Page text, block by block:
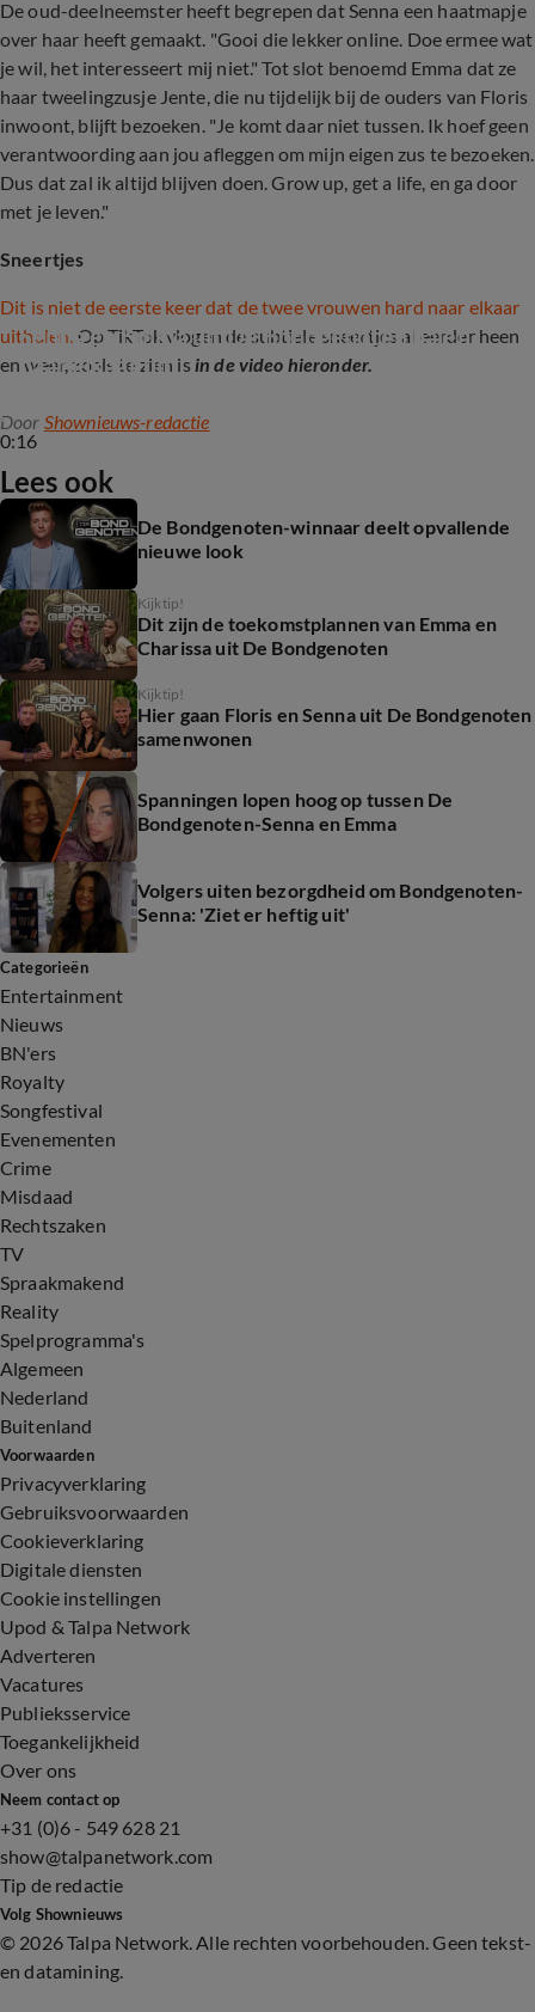
De oud-deelneemster heeft begrepen dat Senna een haatmapje
over haar heeft gemaakt. "Gooi die lekker online. Doe ermee wat
je wil, het interesseert mij niet." Tot slot benoemd Emma dat ze
haar tweelingzusje Jente, die nu tijdelijk bij de ouders van Floris
inwoont, blijft bezoeken. "Je komt daar niet tussen. Ik hoef geen
verantwoording aan jou afleggen om mijn eigen zus te bezoeken.
Dus dat zal ik altijd blijven doen. Grow up, get a life, en ga door
met je leven."
Sneertjes
Dit is niet de eerste keer dat de twee vrouwen hard naar elkaar
uithalen. Op TikTok vlogen de subtiele sneertjes al eerder heen
en weer, zoals te zien is in de video hieronder.
0:16
Senna en Emma uit De Bondgenoten halen
naar elkaar uit
Door Shownieuws-redactie
Lees ook
De Bondgenoten-winnaar deelt opvallende
nieuwe look
Kijktip!
Dit zijn de toekomstplannen van Emma en
Charissa uit De Bondgenoten
Kijktip!
Hier gaan Floris en Senna uit De Bondgenoten
samenwonen
Spanningen lopen hoog op tussen De
Bondgenoten-Senna en Emma
Volgers uiten bezorgdheid om Bondgenoten-
Senna: 'Ziet er heftig uit'
Categorieën
Entertainment
Nieuws
BN'ers
Royalty
Songfestival
Evenementen
Crime
Misdaad
Rechtszaken
TV
Spraakmakend
Reality
Spelprogramma's
Algemeen
Nederland
Buitenland
Voorwaarden
Privacyverklaring
Gebruiksvoorwaarden
Cookieverklaring
Digitale diensten
Cookie instellingen
Upod & Talpa Network
Adverteren
Vacatures
Publieksservice
Toegankelijkheid
Over ons
Neem contact op
+31 (0)6 - 549 628 21
show@talpanetwork.com
Tip de redactie
Volg Shownieuws
© 2026 Talpa Network. Alle rechten voorbehouden. Geen tekst-
en datamining.